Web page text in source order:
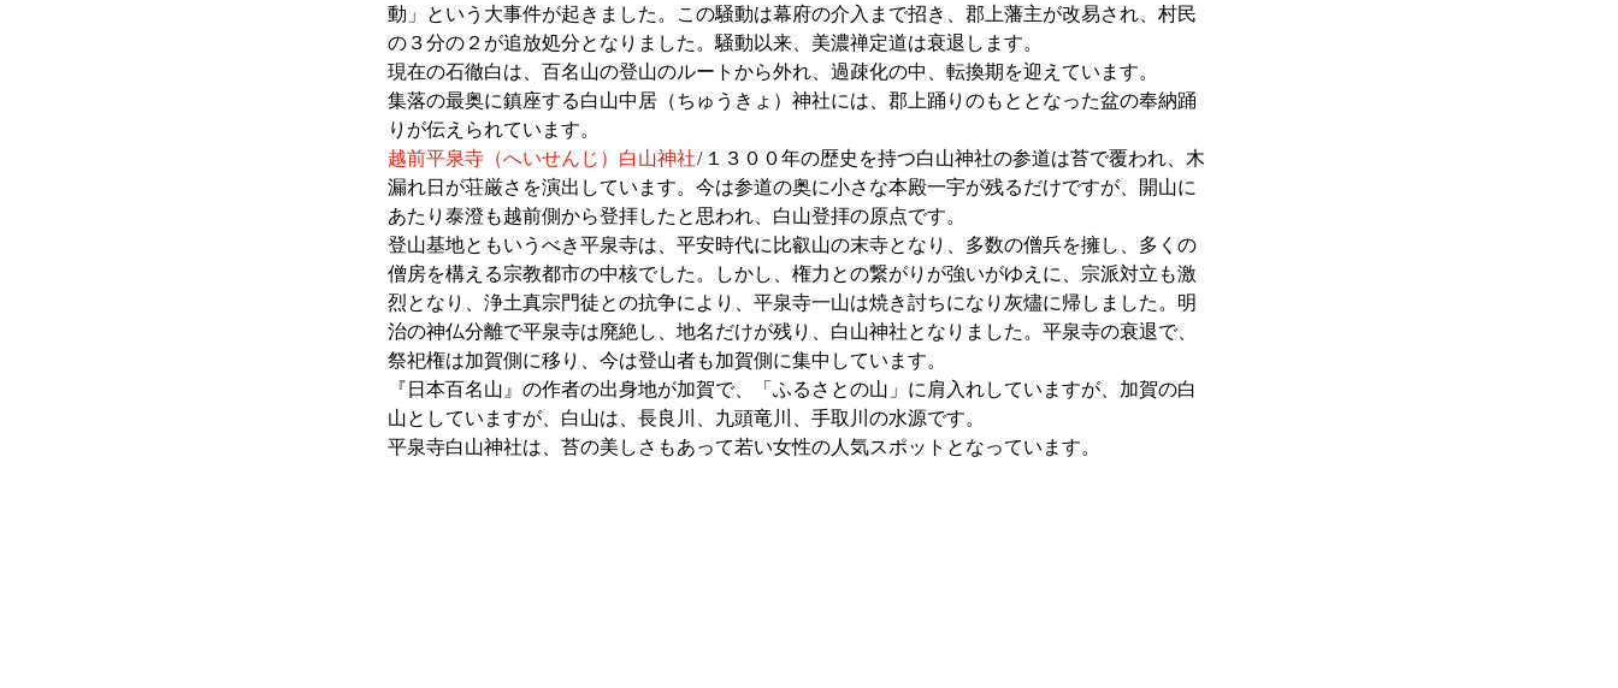
動」という大事件が起きました。この騒動は幕府の介入まで招き、郡上藩主が改易され、村民
の３分の２が追放処分となりました。騒動以来、美濃禅定道は衰退します。
現在の石徹白は、百名山の登山のルートから外れ、過疎化の中、転換期を迎えています。
集落の最奥に鎮座する白山中居（ちゅうきょ）神社には、郡上踊りのもととなった盆の奉納踊
りが伝えられています。
越前平泉寺（へいせんじ）白山神社/１３００年の歴史を持つ白山神社の参道は苔で覆われ、木
漏れ日が荘厳さを演出しています。今は参道の奥に小さな本殿一宇が残るだけですが、開山に
あたり泰澄も越前側から登拝したと思われ、白山登拝の原点です。
登山基地ともいうべき平泉寺は、平安時代に比叡山の末寺となり、多数の僧兵を擁し、多くの
僧房を構える宗教都市の中核でした。しかし、権力との繋がりが強いがゆえに、宗派対立も激
烈となり、浄土真宗門徒との抗争により、平泉寺一山は焼き討ちになり灰燼に帰しました。明
治の神仏分離で平泉寺は廃絶し、地名だけが残り、白山神社となりました。平泉寺の衰退で、
祭祀権は加賀側に移り、今は登山者も加賀側に集中しています。
『日本百名山』の作者の出身地が加賀で、「ふるさとの山」に肩入れしていますが、加賀の白
山としていますが、白山は、長良川、九頭竜川、手取川の水源です。
平泉寺白山神社は、苔の美しさもあって若い女性の人気スポットとなっています。